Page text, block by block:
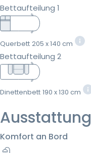
Bettaufteilung 1
Querbett 205 x 140 cm
Bettaufteilung 2
Dinettenbett 190 x 130 cm
Ausstattung
Komfort an Bord